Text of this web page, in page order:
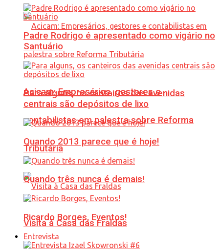
Acicam: Empresários, gestores e
contabilistas em palestra sobre Reforma
Tributária
Visita à Casa das Fraldas
Padre Rodrigo é apresentado como vigário no
Santuário
Para alguns, os canteiros das avenidas
centrais são depósitos de lixo
Quando 2013 parece que é hoje!
Quando três nunca é demais!
Ricardo Borges, Eventos!
Entrevista